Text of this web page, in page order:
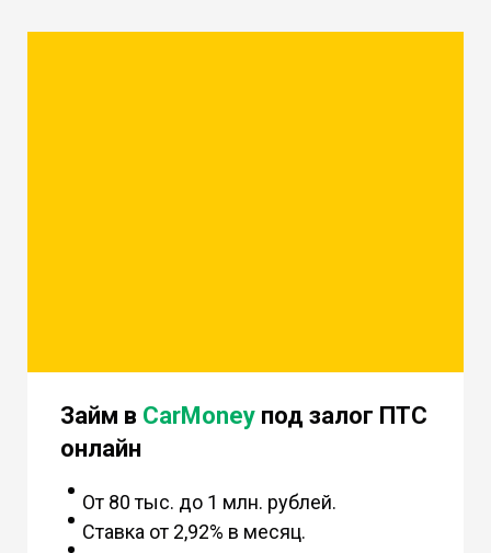
Займ в CarMoney под залог ПТС
онлайн
От 80 тыс. до 1 млн. рублей.
Ставка от 2,92% в месяц.